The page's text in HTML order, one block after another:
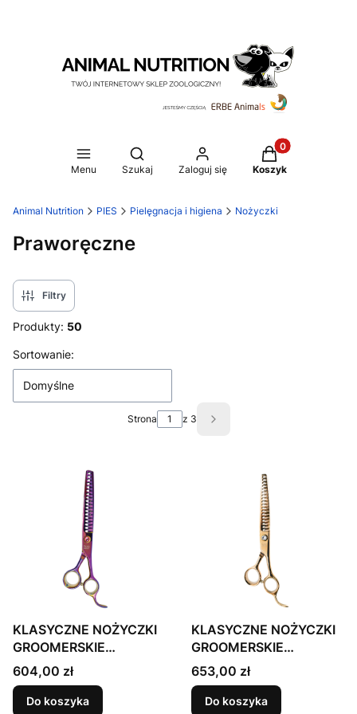
Menu
Otwórz wyszukiwarkę
Szukaj Zaloguj się
Produkty w
Koszyk
Animal Nutrition PIES Pielęgnacja i higiena Nożyczki
Praworęczne
Filtry
Produkty: 50
Lista produktów
Sortowanie:
Domyślne
Strona z 3 Następne produkty
KLASYCZNE NOŻYCZKI
GROOMERSKIE
DEGAŻÓWKI CHUNKERS
18 cm, 18 ząbków,
japońska stal
Cena
604,00 zł
Do koszyka
KLASYCZNE NOŻYCZKI
GROOMERSKIE
DEGAŻÓWKI CHUNKERS
18 cm, 18 ząbków,
japońska stal
Cena
653,00 zł
Do koszyka